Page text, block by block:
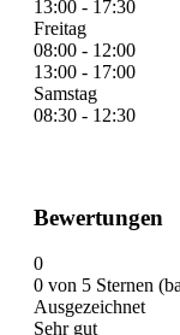
13:00 - 17:30
Freitag
08:00 - 12:00
13:00 - 17:00
Samstag
08:30 - 12:30
Bewertungen
0
0 von 5 Sternen
Ausgezeichnet
Sehr gut